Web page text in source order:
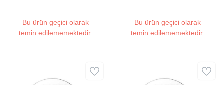
Bu ürün geçici olarak
temin edilememektedir.
Bu ürün geçici olarak
temin edilememektedir.